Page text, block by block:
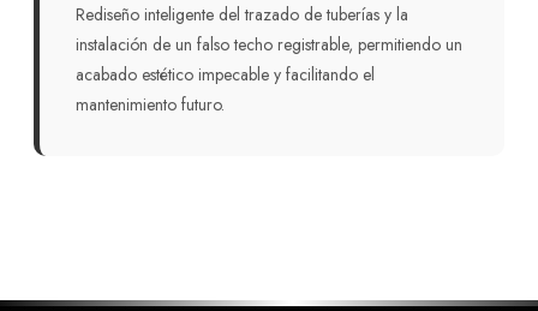
Rediseño inteligente del trazado de tuberías y la
instalación de un falso techo registrable, permitiendo un
acabado estético impecable y facilitando el
mantenimiento futuro.